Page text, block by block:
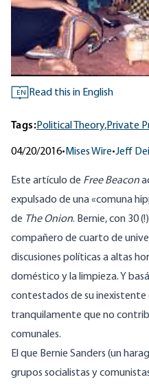
EN Read this in English
Tags:Political Theory,Private
04/20/2016• Mises Wire•Jeff
Este artículo de Free Beacon
expulsado de una «comuna
de The Onion. Bernie, con 30
compañero de cuarto de
discusiones políticas a altas
doméstico y la limpieza. Y
contestados de su inexistente
tranquilamente que no
comunales.
El que Bernie Sanders (un
grupos socialistas y